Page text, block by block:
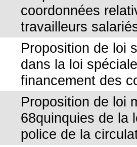
coordonnées
travailleurs
Proposition de loi
dans la loi
financement des
Proposition de loi
68quinquies de la
police de la